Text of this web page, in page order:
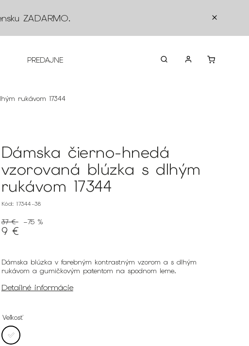
ZADARMO.
PREDAJNE KONTAKTY
rukávom 17344
Dámska čierno-hnedá
vzorovaná blúzka s dlhým
rukávom 17344
Kód: 17344-38
37 € –75 %
9 €
Dámska blúzka v farebným kontrastným vzorom a s dlhým
rukávom a gumičkovým patentom na spodnom leme.
Detailné informácie
Veľkosť